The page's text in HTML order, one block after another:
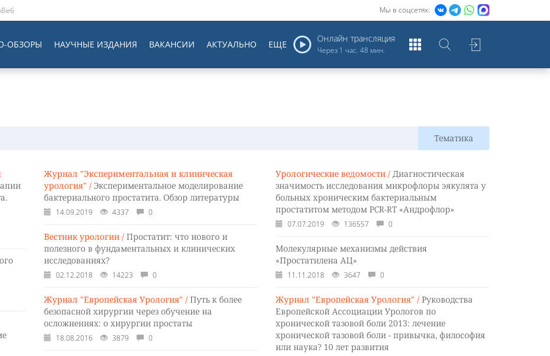
Мы в соцсетях:
Онлайн трансляция
Через 1 час. 48 мин.
ОБЗОРЫ НАУЧНЫЕ ИЗДАНИЯ ВАКАНСИИ АКТУАЛЬНО ЕЩЕ
Тематика
Журнал "Экспериментальная и клиническая
урология" / Экспериментальное моделирование
бактериального простатита. Обзор литературы
14.09.2019 4337 0
Вестник урологии / Простатит: что нового и
полезного в фундаментальных и клинических
исследованиях?
02.12.2018 14223 0
Журнал "Европейская Урология" / Путь к более
безопасной хирургии через обучение на
осложнениях: о хирургии простаты
18.08.2016 3879 0
Урологические ведомости / Диагностическая
значимость исследования микрофлоры эякулята у
больных хроническим бактериальным
простатитом методом PCR-RT «Андрофлор»
07.07.2019 136557 0
Молекулярные механизмы действия
«Простатилена АЦ»
11.11.2018 3647 0
Журнал "Европейская Урология" / Руководства
Европейской Ассоциации Урологов по
хронической тазовой боли 2013: лечение
хронической тазовой боли - привычка, философия
или наука? 10 лет развития